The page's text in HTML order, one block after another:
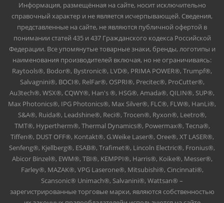
Информация, размещённая на сайте, носит исключительно
справочный характер и не является исчерпывающей. Сведения,
представленные на сайте, не являются публичной офертой в
понимании статей 435 и 437 Гражданского кодекса Российской
Федерации. Все упомянутые товарные знаки, бренды, логотипы и
наименования производителей включая, но не ограничиваясь:
Raytools®, Bodor®, Bystronic®, LVD®, PRIMA POWER®, Trumpf®,
Salvagnini®, BOCI®, RelFar®, OSPRI®, Precitec®, ProCutter®,
Au3tech®, WSX®, CQWY®, Han's ®, HSG®, Amada®, QILIN®, SUP®,
Max Photonics®, IPG Photonics®, Max Silver®, FLC®, FLW®, HanLi®,
S&A®, Ruida®, Leadshine®, Reci®, Trocen®, Ryxon®, Leetro®,
TMT®, Hypertherm®, Thermal Dynamics®, Powermax®, Tecna®,
Tiffen®, DUST OFF®, Kontakt®, G.Weike Laser®, Oree®, XT LASER®,
Senfeng®, Kjellberg®, ESAB®, Trafimet®, Lincoln Electric®, Fronius®,
Abicor Binzel®, EWM®, TBI®, KEMPPI®, Harris®, Koike®, Messer®,
Farley®, MAZAK®, VPG Laserone®, Mitsubishi®, Cincinnati®,
Scansonic® Unimach®, Salvanini®, Wattsan® –
зарегистрированные торговые марки, являются собственностью